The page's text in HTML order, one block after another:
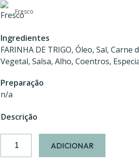
Fresco
Ingredientes
FARINHA DE TRIGO, Óleo, Sal, Carne
Vegetal, Salsa, Alho, Coentros,
Preparação
n/a
Descrição
ADICIONAR